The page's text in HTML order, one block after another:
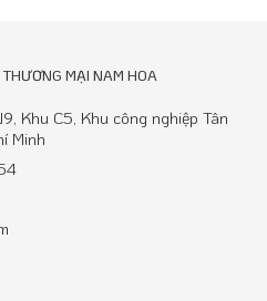
THƯƠNG MẠI NAM HOA
Khu C5, Khu công nghiệp Tân
Minh